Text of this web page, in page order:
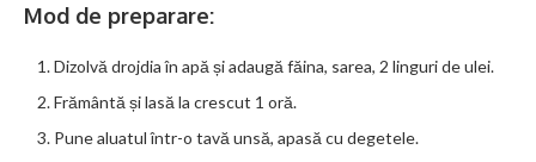
Mod de preparare:
Dizolvă drojdia în apă și adaugă făina, sarea, 2 linguri de ulei.
Frământă și lasă la crescut 1 oră.
Pune aluatul într-o tavă unsă, apasă cu degetele.